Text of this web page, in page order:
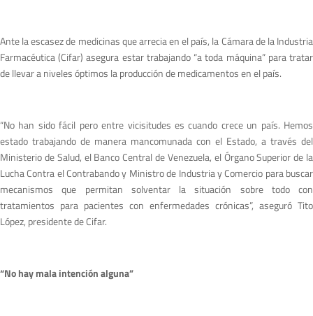
Ante la escasez de medicinas que arrecia en el país, la Cámara de la Industria
Farmacéutica (Cifar) asegura estar trabajando “a toda máquina” para tratar
de llevar a niveles óptimos la producción de medicamentos en el país.
“No han sido fácil pero entre vicisitudes es cuando crece un país. Hemos
estado trabajando de manera mancomunada con el Estado, a través del
Ministerio de Salud, el Banco Central de Venezuela, el Órgano Superior de la
Lucha Contra el Contrabando y Ministro de Industria y Comercio para buscar
mecanismos que permitan solventar la situación sobre todo con
tratamientos para pacientes con enfermedades crónicas”, aseguró Tito
López, presidente de Cifar.
“No hay mala intención alguna”